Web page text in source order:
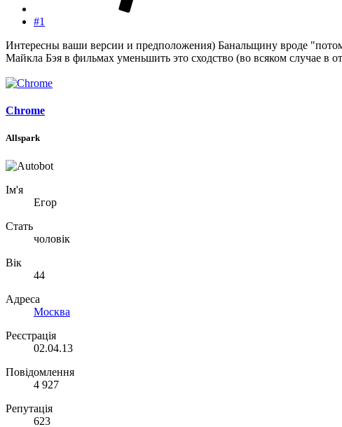
#1
Интересны ваши версии и предположения) Банальщину вроде
Майкла Бэя в фильмах уменьшить это сходство (во всяком случае в
Chrome
Allspark
Ім'я
Егор
Стать
чоловік
Вік
44
Адреса
Москва
Реєстрація
02.04.13
Повідомлення
4 927
Репутація
623